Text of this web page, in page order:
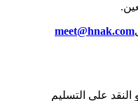
meet@hnak.com
النقد على التسليم